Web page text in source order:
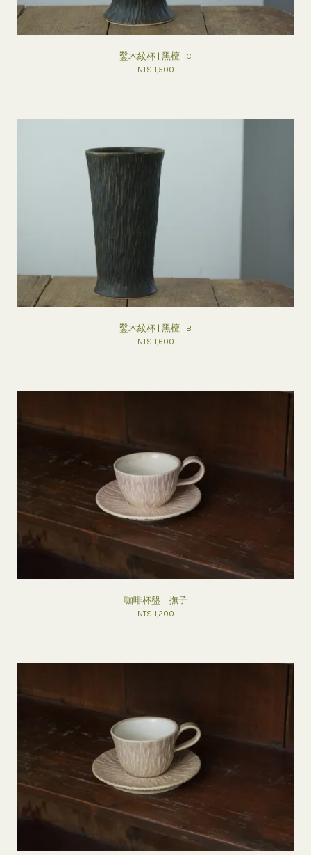
鑿木紋杯 | 黑檀 | C
NT$ 1,500
鑿木紋杯 | 黑檀 | B
NT$ 1,600
咖啡杯盤｜撫子
NT$ 1,200